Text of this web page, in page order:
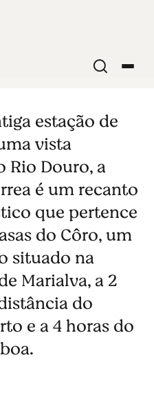
estação de
vista
Rio Douro, a
é um recanto
que pertence
do Côro, um
situado na
Marialva, a 2
do
e a 4 horas do